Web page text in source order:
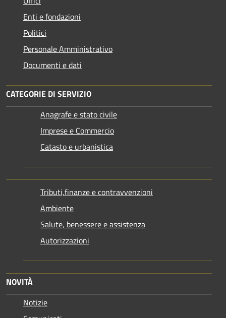
Enti e fondazioni
Politici
Personale Amministrativo
Documenti e dati
CATEGORIE DI SERVIZIO
Anagrafe e stato civile
Imprese e Commercio
Catasto e urbanistica
Tributi,finanze e contravvenzioni
Ambiente
Salute, benessere e assistenza
Autorizzazioni
NOVITÀ
Notizie